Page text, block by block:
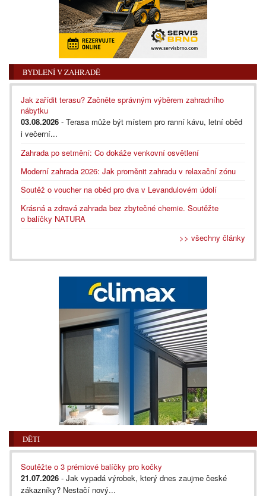
BYDLENÍ V ZAHRADĚ
Jak zařídit terasu? Začněte správným výběrem zahradního
nábytku
03.08.2026 - Terasa může být místem pro ranní kávu, letní oběd
i večerní...
Zahrada po setmění: Co dokáže venkovní osvětlení
Moderní zahrada 2026: Jak proměnit zahradu v relaxační zónu
Soutěž o voucher na oběd pro dva v Levandulovém údolí
Krásná a zdravá zahrada bez zbytečné chemie. Soutěžte
o balíčky NATURA
>> všechny články
DĚTI
Soutěžte o 3 prémiové balíčky pro kočky
21.07.2026 - Jak vypadá výrobek, který dnes zaujme české
zákazníky? Nestačí nový...